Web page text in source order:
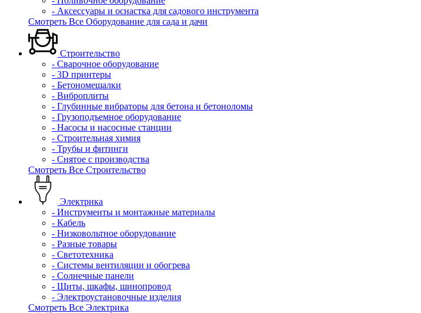
- Аксессуары и оснастка для садового инструмента
Смотреть Все Оборудование для сада и дачи
Строительство
- Сварочное оборудование
- 3D принтеры
- Бетономешалки
- Виброплиты
- Глубинные вибраторы для бетона и бетоноломы
- Грузоподъемное оборудование
- Насосы и насосные станции
- Строительная химия
- Трубы и фитинги
- Снятое с производства
Смотреть Все Строительство
Электрика
- Инструменты и монтажные материалы
- Кабель
- Низковольтное оборудование
- Разные товары
- Светотехника
- Системы вентиляции и обогрева
- Солнечные панели
- Щиты, шкафы, шинопровод
- Электроустановочные изделия
Смотреть Все Электрика